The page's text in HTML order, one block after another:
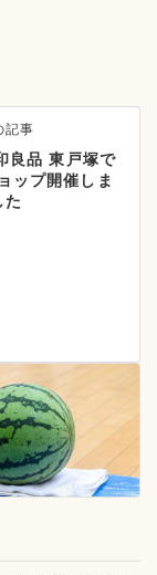
記事
良品 東戸塚で
ップ開催しま
た